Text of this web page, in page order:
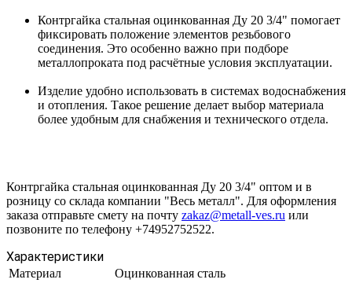
Контргайка стальная оцинкованная Ду 20 3/4" помогает
фиксировать положение элементов резьбового
соединения. Это особенно важно при подборе
металлопроката под расчётные условия эксплуатации.
Изделие удобно использовать в системах водоснабжения
и отопления. Такое решение делает выбор материала
более удобным для снабжения и технического отдела.
Контргайка стальная оцинкованная Ду 20 3/4" оптом и в
розницу со склада компании "Весь металл". Для оформления
заказа отправьте смету на почту zakaz@metall-ves.ru или
позвоните по телефону +74952752522.
Характеристики
Материал
Оцинкованная сталь